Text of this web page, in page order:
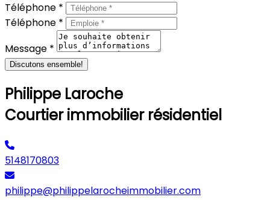
Téléphone *
Téléphone *
Message *
Discutons ensemble!
Philippe Laroche
Courtier immobilier résidentiel
5148170803
philippe@philippelarocheimmobilier.com